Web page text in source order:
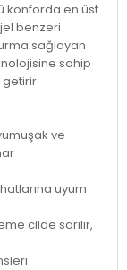
konforda en üst
benzeri
sağlayan
sahip
getirir
ve
uyum
cilde sarılır,